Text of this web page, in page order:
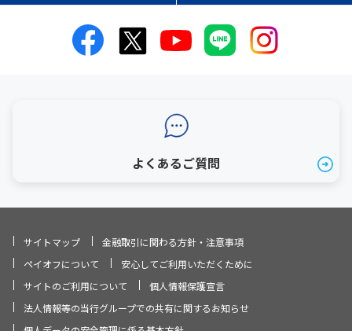
よくあるご質問
サイトマップ
金融取引に関わる方針・注意事項
ペイオフについて
安心してご利用いただくために
サイトのご利用について
個人情報保護宣言
法人情報等の当行グループでの共有に関するお知らせ